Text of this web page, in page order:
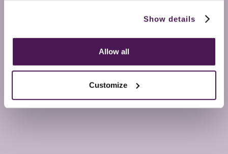
Show details
Allow all
Customize